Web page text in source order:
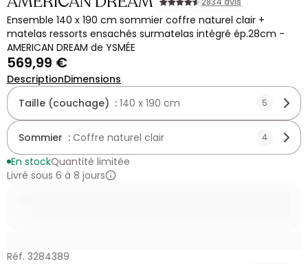
Ensemble 140 x 190 cm sommier coffre naturel clair +
matelas ressorts ensachés surmatelas intégré ép.28cm -
AMERICAN DREAM de YSMÉE
569,99 €
DescriptionDimensions
Taille (couchage) : 140 x 190 cm 5
Sommier : Coffre naturel clair 4
En stockQuantité limitée
Livré sous 6 à 8 jours
Réf. 3284389